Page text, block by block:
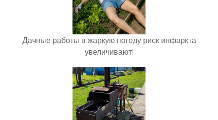
Дачные работы в жаркую погоду риск инфаркта
увеличивают!